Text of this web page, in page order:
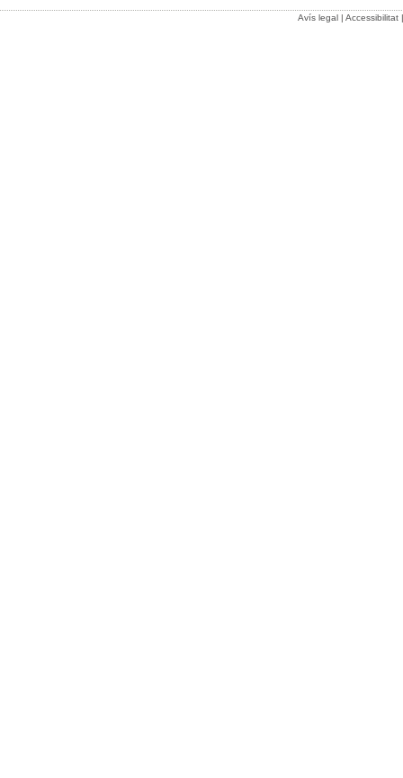
Avís legal| Accessibilitat